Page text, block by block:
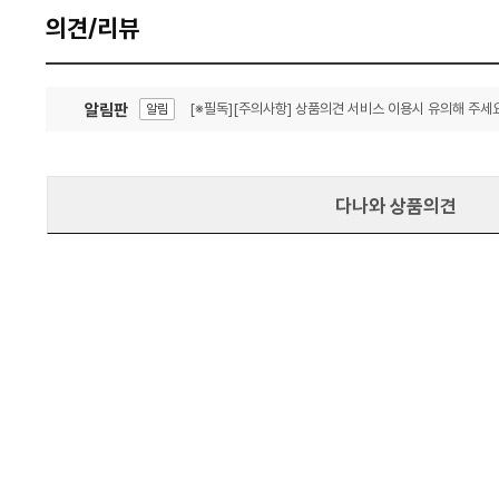
의견/리뷰
알림판 알림 [※필독][주의사항] 상품의견 서비스 이용시 유의해 주세
다나와 상품의견